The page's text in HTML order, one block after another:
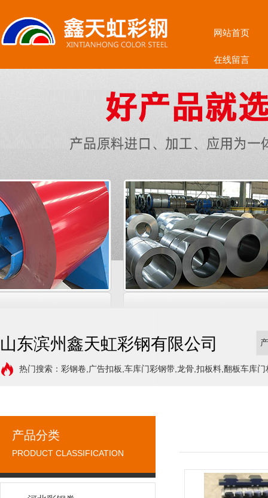
网站首页
在线留言
山东滨州鑫天虹彩钢有限公司
热门搜索：彩钢卷,广告扣板,车库门彩钢带,龙骨,扣板料,翻板车库
产品分类
PRODUCT CLASSIFICATION